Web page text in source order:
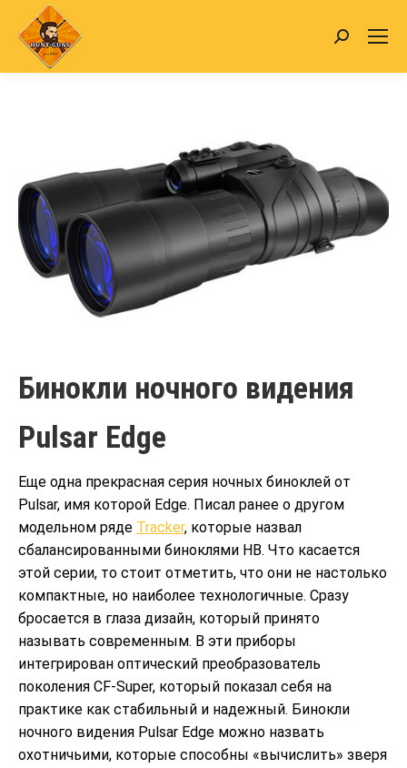
Search:
Бинокли ночного видения
Pulsar Edge
Еще одна прекрасная серия ночных биноклей от
Pulsar, имя которой Edge. Писал ранее о другом
модельном ряде Tracker, которые назвал
сбалансированными биноклями НВ. Что касается
этой серии, то стоит отметить, что они не настолько
компактные, но наиболее технологичные. Сразу
бросается в глаза дизайн, который принято
называть современным. В эти приборы
интегрирован оптический преобразователь
поколения CF-Super, который показал себя на
практике как стабильный и надежный. Бинокли
ночного видения Pulsar Edge можно назвать
охотничьими, которые способны «вычислить» зверя